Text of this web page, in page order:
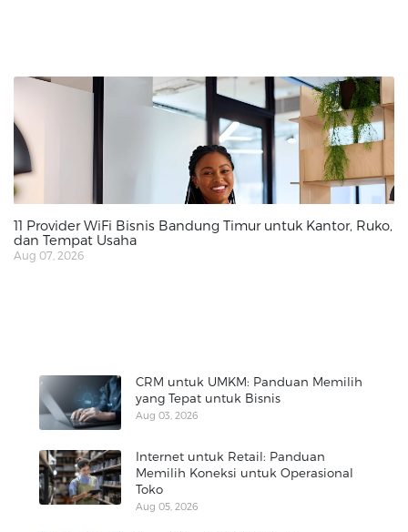
11 Provider WiFi Bisnis Bandung Timur untuk Kantor, Ruko,
dan Tempat Usaha
Aug 07, 2026
CRM untuk UMKM: Panduan Memilih
yang Tepat untuk Bisnis
Aug 03, 2026
Internet untuk Retail: Panduan
Memilih Koneksi untuk Operasional
Toko
Aug 05, 2026